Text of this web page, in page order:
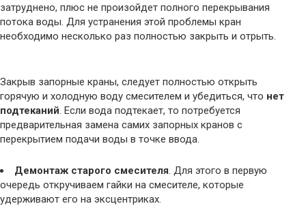
затруднено, плюс не произойдет полного перекрывания
потока воды. Для устранения этой проблемы кран
необходимо несколько раз полностью закрыть и отрыть.
Закрыв запорные краны, следует полностью открыть
горячую и холодную воду смесителем и убедиться, что нет
подтеканий. Если вода подтекает, то потребуется
предварительная замена самих запорных кранов с
перекрытием подачи воды в точке ввода.
Демонтаж старого смесителя. Для этого в первую
очередь откручиваем гайки на смесителе, которые
удерживают его на эксцентриках.